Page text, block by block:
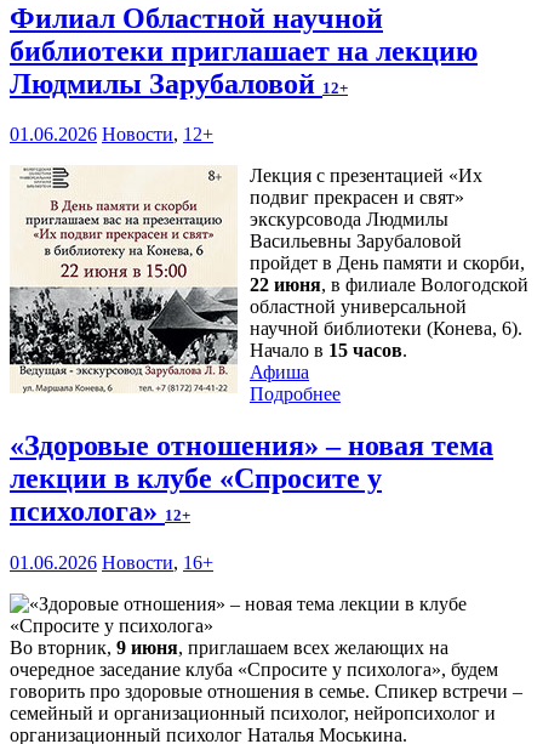
Филиал Областной научной
библиотеки приглашает на лекцию
Людмилы Зарубаловой 12+
01.06.2026 Новости, 12+
Лекция с презентацией «Их
подвиг прекрасен и свят»
экскурсовода Людмилы
Васильевны Зарубаловой
пройдет в День памяти и скорби,
22 июня, в филиале Вологодской
областной универсальной
научной библиотеки (Конева, 6).
Начало в 15 часов.
Афиша
Подробнее
«Здоровые отношения» – новая тема
лекции в клубе «Спросите у
психолога» 12+
01.06.2026 Новости, 16+
Во вторник, 9 июня, приглашаем всех желающих на
очередное заседание клуба «Спросите у психолога», будем
говорить про здоровые отношения в семье. Спикер встречи –
семейный и организационный психолог, нейропсихолог и
организационный психолог Наталья Моськина.